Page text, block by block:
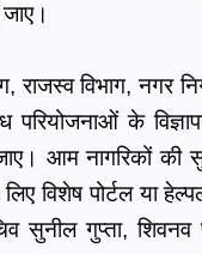
राजस्व विभाग, नगर
परियोजनाओं के
आम नागरिकों की
विशेष पोर्टल या
सुनील गुप्ता,